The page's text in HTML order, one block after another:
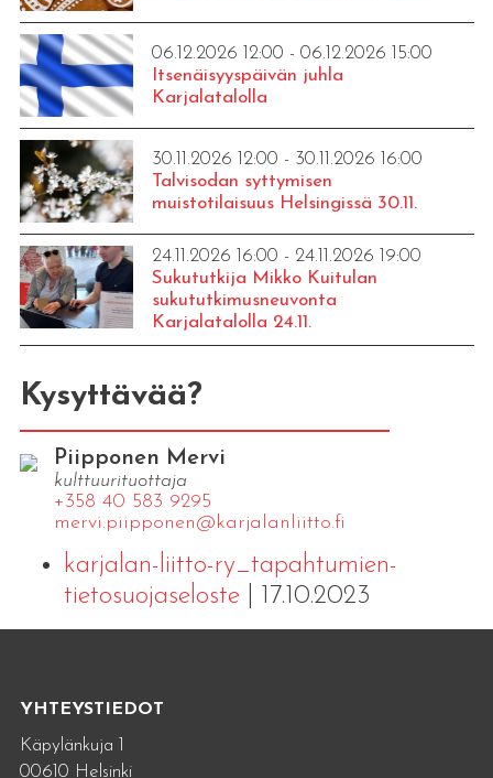
06.12.2026 12:00 - 06.12.2026 15:00
Itsenäisyyspäivän juhla
Karjalatalolla
30.11.2026 12:00 - 30.11.2026 16:00
Talvisodan syttymisen
muistotilaisuus Helsingissä 30.11.
24.11.2026 16:00 - 24.11.2026 19:00
Sukututkija Mikko Kuitulan
sukututkimusneuvonta
Karjalatalolla 24.11.
Kysyttävää?
Piipponen Mervi
kulttuurituottaja
+358 40 583 9295
mervi.​piipponen@​kar​jala​nlii​tto.​fi
karjalan-liitto-ry_tapahtumien-
tietosuojaseloste| 17.10.2023
YHTEYSTIEDOT
Käpylänkuja 1
00610 Helsinki